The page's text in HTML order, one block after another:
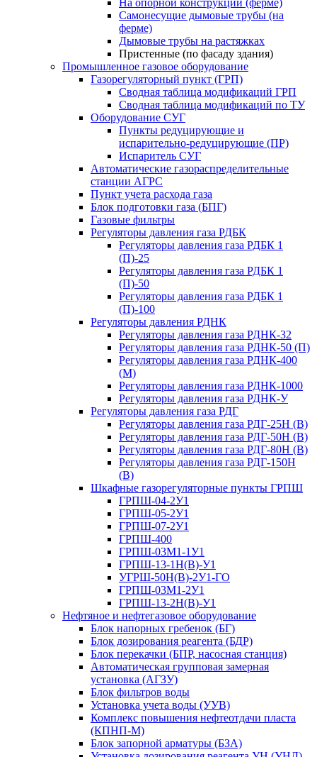
На опорной конструкции (ферме)
Самонесущие дымовые трубы (на
ферме)
Дымовые трубы на растяжках
Пристенные (по фасаду здания)
Промышленное газовое оборудование
Газорегуляторный пункт (ГРП)
Сводная таблица модификаций ГРП
Сводная таблица модификаций по ТУ
Оборудование СУГ
Пункты редуцирующие и
испарительно-редуцирующие (ПР)
Испаритель СУГ
Автоматические газораспределительные
станции АГРС
Пункт учета расхода газа
Блок подготовки газа (БПГ)
Газовые фильтры
Регуляторы давления газа РДБК
Регуляторы давления газа РДБК 1
(П)-25
Регуляторы давления газа РДБК 1
(П)-50
Регуляторы давления газа РДБК 1
(П)-100
Регуляторы давления РДНК
Регуляторы давления газа РДНК-32
Регуляторы давления газа РДНК-50 (П)
Регуляторы давления газа РДНК-400
(М)
Регуляторы давления газа РДНК-1000
Регуляторы давления газа РДНК-У
Регуляторы давления газа РДГ
Регуляторы давления газа РДГ-25Н (В)
Регуляторы давления газа РДГ-50Н (В)
Регуляторы давления газа РДГ-80Н (В)
Регуляторы давления газа РДГ-150Н
(В)
Шкафные газорегуляторные пункты ГРПШ
ГРПШ-04-2У1
ГРПШ-05-2У1
ГРПШ-07-2У1
ГРПШ-400
ГРПШ-03М1-1У1
ГРПШ-13-1Н(В)-У1
УГРШ-50Н(В)-2У1-ГО
ГРПШ-03М1-2У1
ГРПШ-13-2Н(В)-У1
Нефтяное и нефтегазовое оборудование
Блок напорных гребенок (БГ)
Блок дозирования реагента (БДР)
Блок перекачки (БПР, насосная станция)
Автоматическая групповая замерная
установка (АГЗУ)
Блок фильтров воды
Установка учета воды (УУВ)
Комплекс повышения нефтеотдачи пласта
(КПНП-М)
Блок запорной арматуры (БЗА)